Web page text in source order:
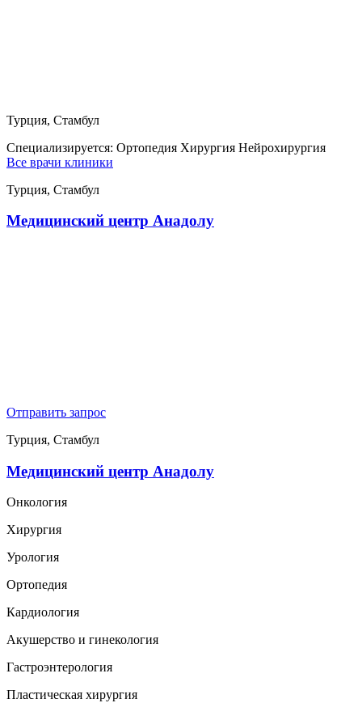
Турция, Стамбул
Специализируется: Ортопедия Хирургия Нейрохирургия
Все врачи клиники
Турция, Стамбул
Медицинский центр Анадолу
Отправить запрос
Турция, Стамбул
Медицинский центр Анадолу
Онкология
Хирургия
Урология
Ортопедия
Кардиология
Акушерство и гинекология
Гастроэнтерология
Пластическая хирургия